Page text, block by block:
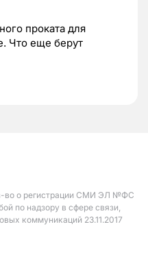
проката для
Что еще берут
во о регистрации СМИ ЭЛ №ФС
по надзору в сфере связи,
коммуникаций 23.11.2017